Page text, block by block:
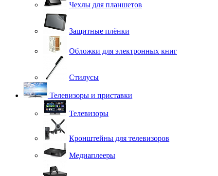
Чехлы для планшетов
Защитные плёнки
Обложки для электронных книг
Стилусы
Телевизоры и приставки
Телевизоры
Кронштейны для телевизоров
Медиаплееры